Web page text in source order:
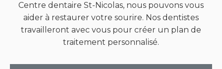
Centre dentaire St-Nicolas, nous pouvons vous
aider à restaurer votre sourire. Nos dentistes
travailleront avec vous pour créer un plan de
traitement personnalisé.